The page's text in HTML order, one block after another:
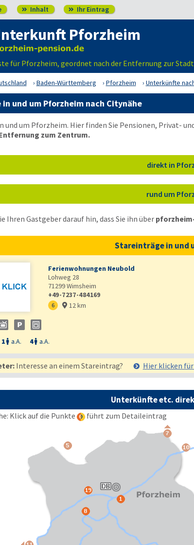
 Inhalt  Ihr Eintrag
Pforzheim
für Pforzheim, geordnet nach der Entfernung zur
Baden-Württemberg Pforzheim Unterkünfte
und um Pforzheim nach Citynähe
und um Pforzheim. Hier finden Sie Pensionen, Privat-
zum Zentrum.
direkt in
rund um
Ihren Gastgeber darauf hin, dass Sie ihn über
Stareinträge in und
Ferienwohnungen Neubold
Lohweg 28
71299Wimsheim
+49-7237-484169
6  12 km
1  a.A. 4 a.A.
Interesse an einem Stareintrag? Hier klicken
Unterkünfte etc.
Klick auf die Punkte führt zum Detaileintrag